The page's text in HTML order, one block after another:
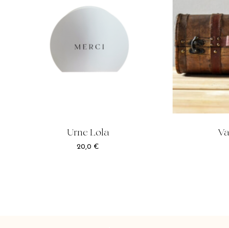
Urne Lola
20,0 €